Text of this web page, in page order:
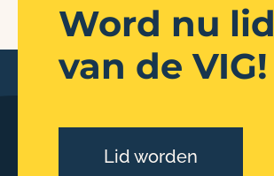
Word nu lid
van de VIG!
Lid worden